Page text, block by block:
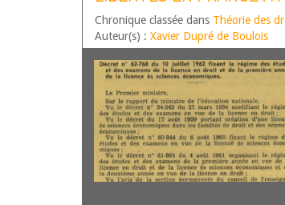
DONNE
Chronique classée dans Théorie des
Auteur(s) : Xavier Dupré de Boulois